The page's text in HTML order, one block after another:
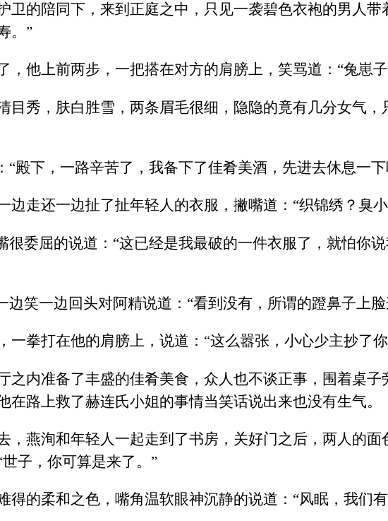
卫的陪同下，来到正庭之中，只见一袭碧色衣袍的男人
。”
，他上前两步，一把搭在对方的肩膀上，笑骂道：“兔崽
目秀，肤白胜雪，两条眉毛很细，隐隐的竟有几分女气
“殿下，一路辛苦了，我备下了佳肴美酒，先进去休息一
边走还一边扯了扯年轻人的衣服，撇嘴道：“织锦绣？臭
很委屈的说道：“这已经是我最破的一件衣服了，就怕你
边笑一边回头对阿精说道：“看到没有，所谓的蹬鼻子上
一拳打在他的肩膀上，说道：“这么嚣张，小心少主抄了
之内准备了丰盛的佳肴美食，众人也不谈正事，围着桌
在路上救了赫连氏小姐的事情当笑话说出来也没有生气。
，燕洵和年轻人一起走到了书房，关好门之后，两人的
子，你可算是来了。”
得的柔和之色，嘴角温软眼神沉静的说道：“风眠，我们